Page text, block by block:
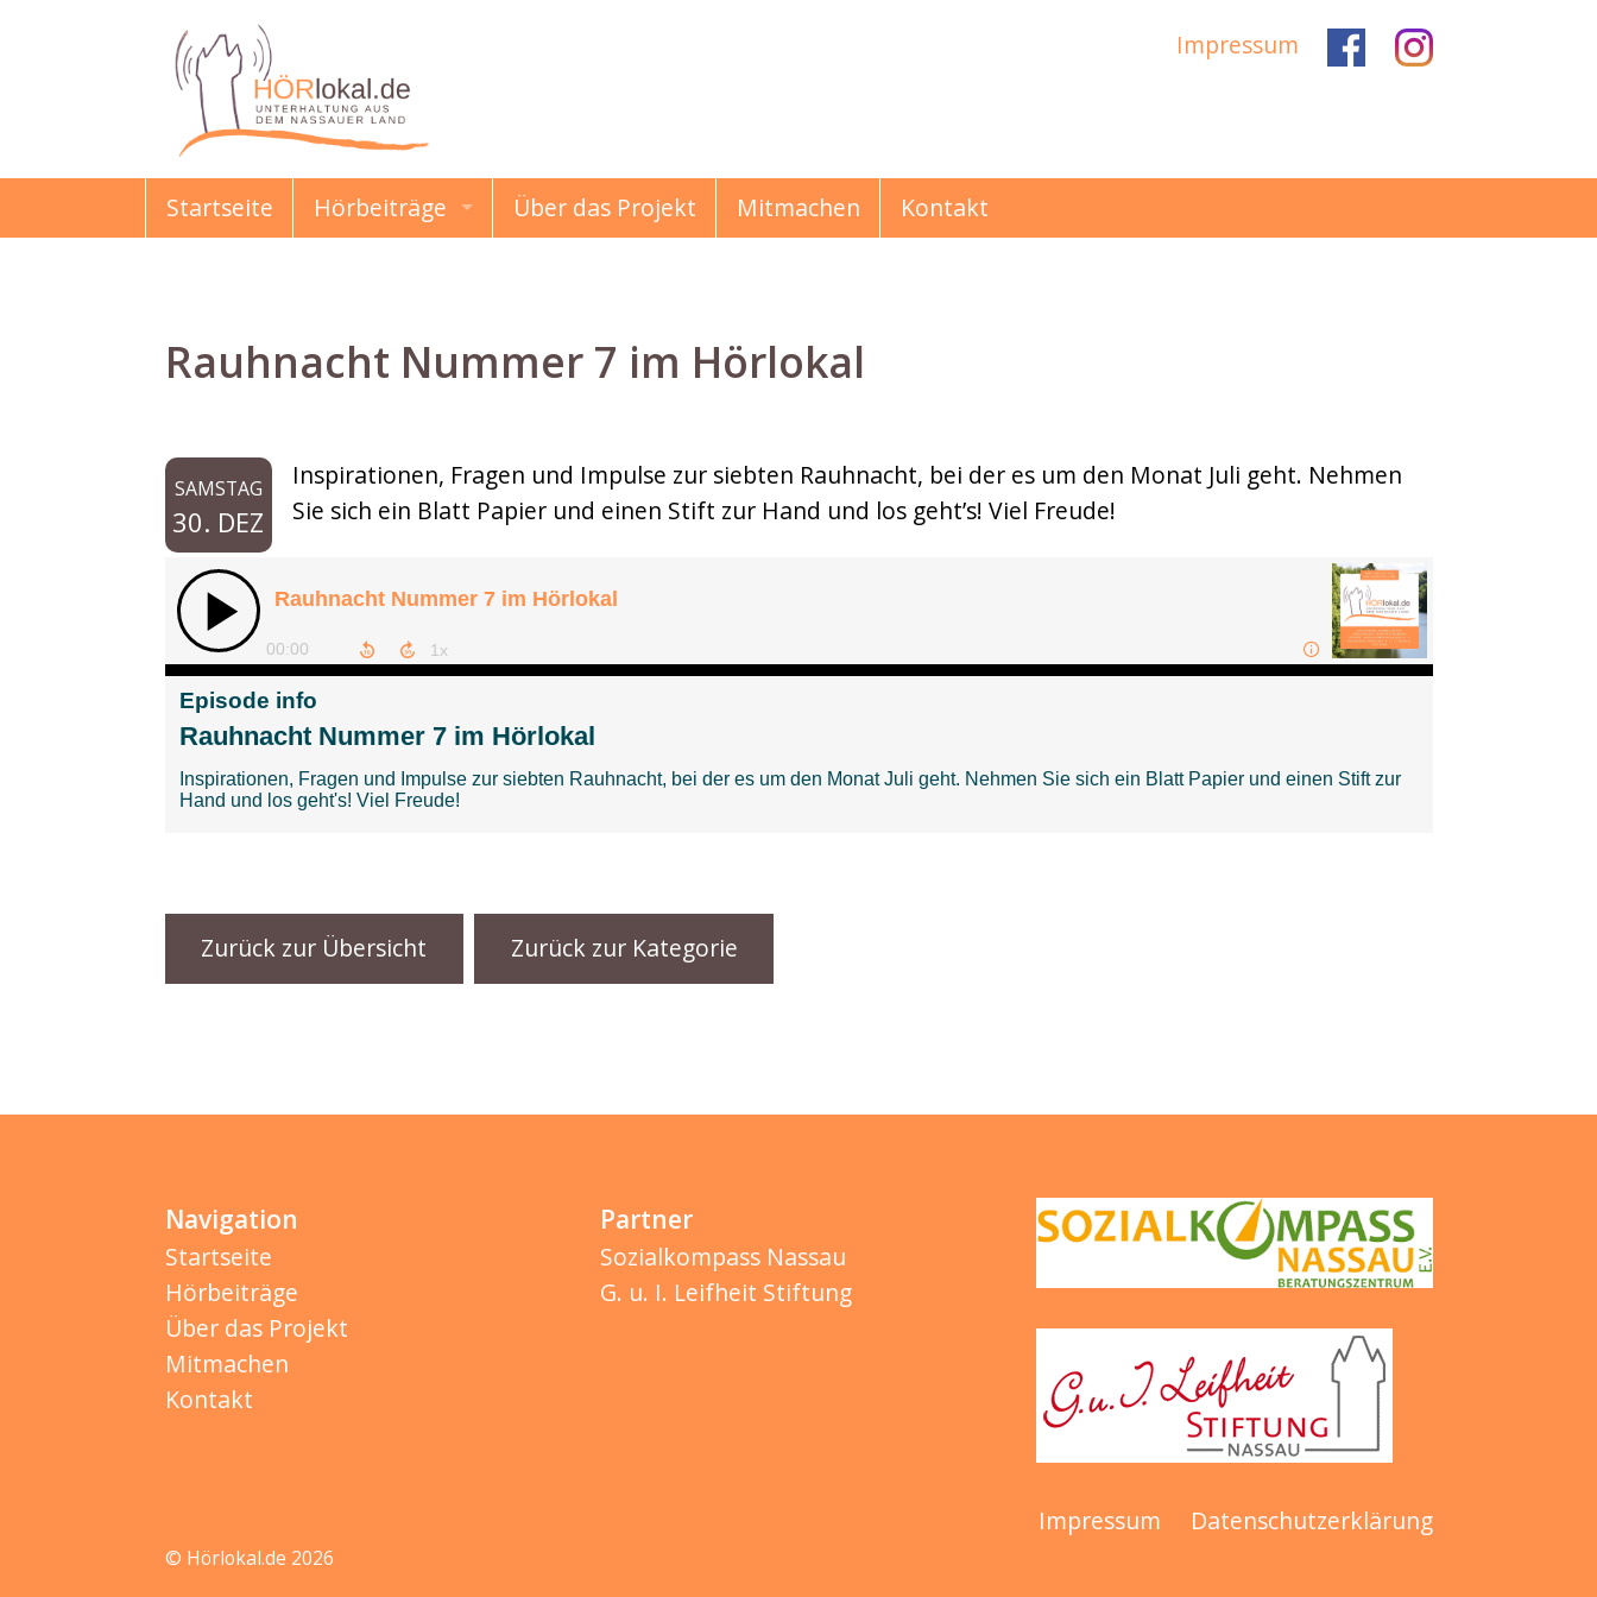
Impressum
Startseite
Hörbeiträge
Damals & Heute
Kindermund
Sonderfolgen
Über das Projekt Mitmachen Kontakt
Rauhnacht Nummer 7 im Hörlokal
SAMSTAG
30. DEZ
Inspirationen, Fragen und Impulse zur siebten Rauhnacht, bei der es um den Monat Juli geht. Nehmen
Sie sich ein Blatt Papier und einen Stift zur Hand und los geht’s! Viel Freude!
Zurück zur Übersicht Zurück zur Kategorie
Navigation
Startseite
Hörbeiträge
Über das Projekt
Mitmachen
Kontakt
Partner
Sozialkompass Nassau
G. u. I. Leifheit Stiftung
© Hörlokal.de 2026
Impressum Datenschutzerklärung